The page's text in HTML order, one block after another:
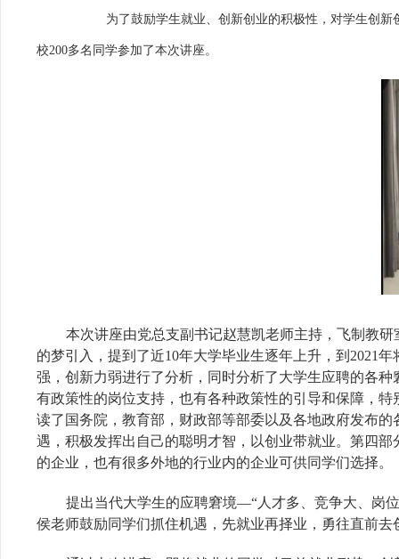
为了鼓励学生就业、创新创业的积极性，对学生创
校200多名同学参加了本次讲座。
本次讲座由党总支副书记赵慧凯老师主持，飞制教
的梦引入，提到了近10年大学毕业生逐年上升，到 2021年
强，创新力弱进行了分析，同时分析了大学生应聘的各
有政策性的岗位支持，也有各种政策性的引导和保障，特
读了国务院，教育部，财政部等部委以及各地政府发布
遇，积极发挥出自己的聪明才智，以创业带就业。第四
的企业，也有很多外地的行业内的企业可供同学们选择。
提出当代大学生的应聘窘境—“ 人才多、竞争大、岗
侯老师鼓励同学们抓住机遇，先就业再择业，勇往直前